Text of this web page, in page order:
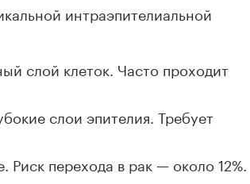
интраэпителиальной
слой клеток. Часто проходит
слои эпителия. Требует
перехода в рак — около 12%.